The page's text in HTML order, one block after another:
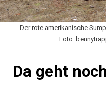
Der rote amerikanische
Foto:
Da geht